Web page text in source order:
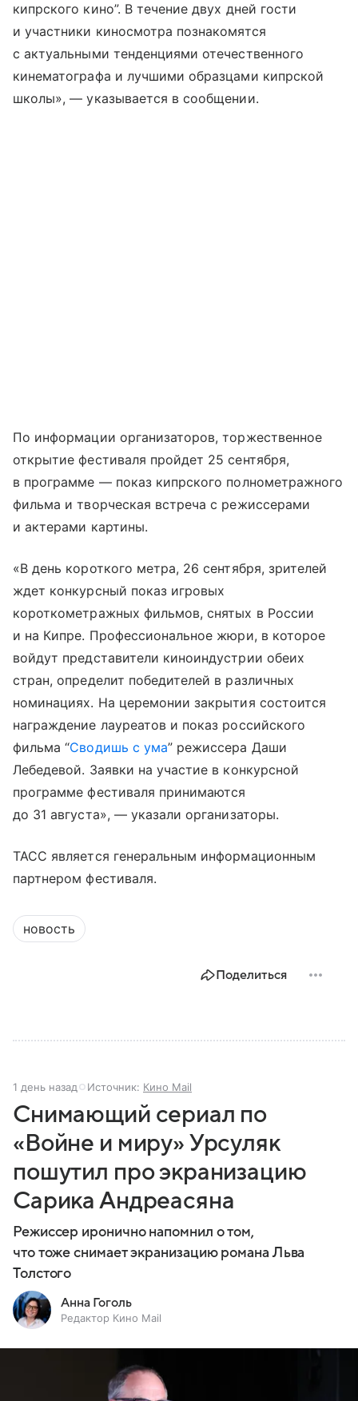
кипрского кино”. В течение двух дней гости
и участники киносмотра познакомятся
с актуальными тенденциями отечественного
кинематографа и лучшими образцами кипрской
школы», — указывается в сообщении.
По информации организаторов, торжественное
открытие фестиваля пройдет 25 сентября,
в программе — показ кипрского полнометражного
фильма и творческая встреча с режиссерами
и актерами картины.
«В день короткого метра, 26 сентября, зрителей
ждет конкурсный показ игровых
короткометражных фильмов, снятых в России
и на Кипре. Профессиональное жюри, в которое
войдут представители киноиндустрии обеих
стран, определит победителей в различных
номинациях. На церемонии закрытия состоится
награждение лауреатов и показ российского
фильма “Сводишь с ума” режиссера Даши
Лебедевой. Заявки на участие в конкурсной
программе фестиваля принимаются
до 31 августа», — указали организаторы.
ТАСС является генеральным информационным
партнером фестиваля.
новость
Поделиться
1 день назад Источник: Кино Mail
Снимающий сериал по
«Войне и миру» Урсуляк
пошутил про экранизацию
Сарика Андреасяна
Режиссер иронично напомнил о том,
что тоже снимает экранизацию романа Льва
Толстого
Анна Гоголь
Редактор Кино Mail